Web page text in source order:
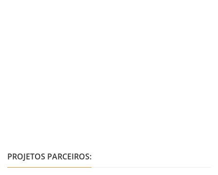
PROJETOS PARCEIROS: